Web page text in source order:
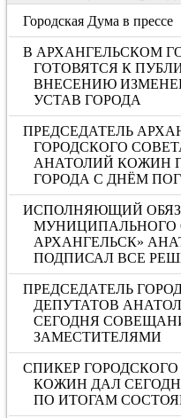
Городская Дума в прессе
В АРХАНГЕЛЬСКОМ
ГОТОВЯТСЯ К
ВНЕСЕНИЮ
УСТАВ ГОРОДА
ПРЕДСЕДАТЕЛЬ
ГОРОДСКОГО
АНАТОЛИЙ КОЖИН
ГОРОДА С ДНЁМ
ИСПОЛНЯЮЩИЙ
МУНИЦИПАЛЬНОГО
АРХАНГЕЛЬСК»
ПОДПИСАЛ ВСЕ
ПРЕДСЕДАТЕЛЬ
ДЕПУТАТОВ
СЕГОДНЯ
ЗАМЕСТИТЕЛЯМИ
СПИКЕР
КОЖИН ДАЛ
ПО ИТОГАМ